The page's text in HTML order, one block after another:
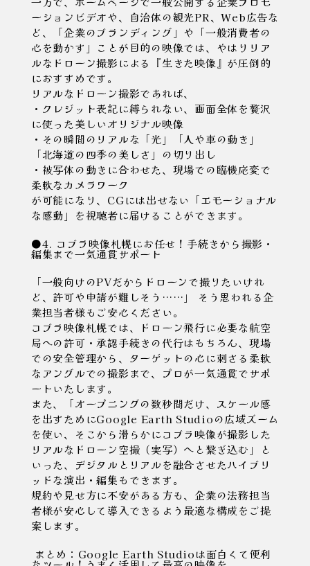
ーションビデオや、自治体の観光PR、Web広告な
ど、
「企業のブランディング」や「一般消費者の
心を動かす」ことが目的の映像では、やはりリア
ルなドローン撮影による『生きた映像』が圧倒的
におすすめです。
リアルなドローン撮影であれば、
・クレジット表記に縛られない、画面全体を贅沢
に使った美しいオリジナル映像
・その瞬間のリアルな「光」「人や車の動き」
「北海道の四季の美しさ」の切り出し
・被写体の動きに合わせた、現場での臨機応変で
柔軟なカメラワーク
が可能になり、CGには出せない「エモーショナル
な感動」を視聴者に届けることができます。
●4. コブラ映像札幌にお任せ！手続きから撮影・
編集まで一気通貫サポート
「一般向けのPVだからドローンで撮りたいけれ
ど、許可や申請が難しそう……」 そう思われる企
業担当者様もご安心ください。
コブラ映像札幌では、ドローン飛行に必要な航空
局への許可・承認手続きの代行はもちろん、現場
での安全管理から、ターゲットの心に刺さる柔軟
なアングルでの撮影まで、プロが一気通貫でサポ
ートいたします。
また、「オープニングの数秒間だけ、スケール感
を出すためにGoogle Earth Studioの広域ズーム
を使い、そこから滑らかにコブラ映像が撮影した
リアルなドローン空撮（実写）へと繋ぎ込む」と
いった、デジタルとリアルを融合させたハイブリ
ッドな演出・編集もできます。
規約や見せ方に不安がある方も、企業の法務担当
者様が安心して導入できるよう最適な構成をご提
案します。
まとめ：Google Earth Studioは面白くて便利